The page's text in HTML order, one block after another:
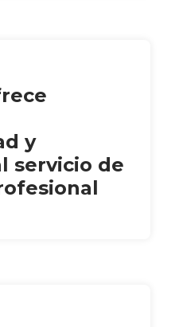
y
servicio de